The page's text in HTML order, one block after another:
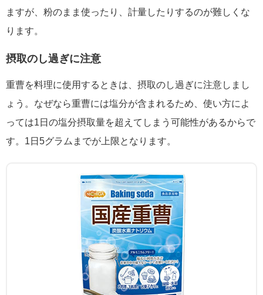
ますが、粉のまま使ったり、計量したりするのが難しくな
ります。
摂取のし過ぎに注意
重曹を料理に使用するときは、摂取のし過ぎに注意しまし
ょう。なぜなら重曹には塩分が含まれるため、使い方によ
っては1日の塩分摂取量を超えてしまう可能性があるからで
す。1日5グラムまでが上限となります。